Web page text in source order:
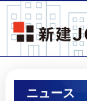
ニュース